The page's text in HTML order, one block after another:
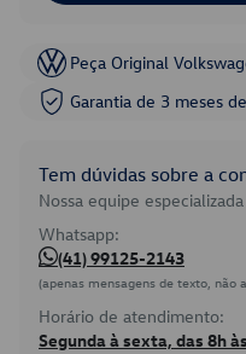
Peça Original
Garantia de 3 meses
Tem dúvidas sobre a
Nossa equipe
Whatsapp:
(41) 99125-2143
(apenas mensagens de texto, não
Horário de atendimento:
Segunda à sexta, das 8h